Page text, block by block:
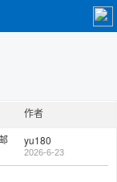
作者
yu180
2026-6-23